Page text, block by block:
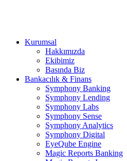
Kurumsal
Hakkımızda
Ekibimiz
Basında Biz
Bankacılık & Finans
Symphony Banking
Symphony Lending
Symphony Labs
Symphony Sense
Symphony Analytics
Symphony Digital
EyeQube Engine
Magic Reports Banking